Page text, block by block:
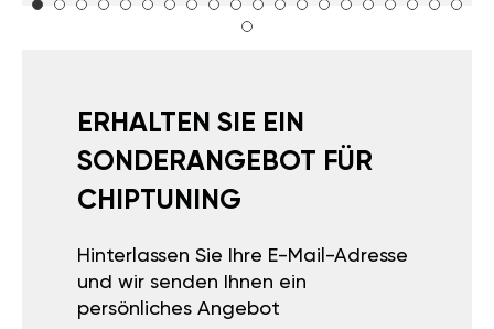
ERHALTEN SIE
EIN
SONDERANGEBOT
FÜR